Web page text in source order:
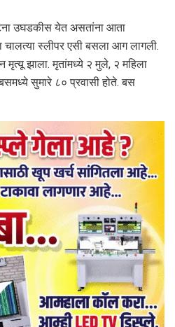
उघडकीस येत असतांना आता
स्लीपर एसी बसला आग लागली.
मृत्यू झाला. मृतांमध्ये २ मुले, २ महिला
सुमारे ८० प्रवासी होते. बस